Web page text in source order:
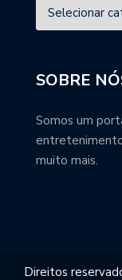
SOBRE
Somos um
muito mais.
Direitos